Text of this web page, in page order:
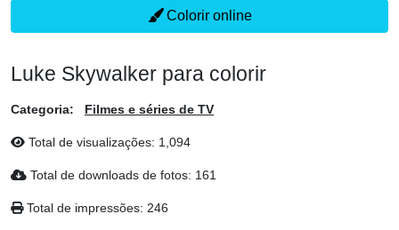
Colorir online
Luke Skywalker para colorir
Categoria: Filmes e séries de TV
Total de visualizações: 1,094
Total de downloads de fotos: 161
Total de impressões: 246